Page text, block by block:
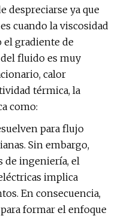
despreciarse ya que
cuando la viscosidad
el gradiente de
fluido es muy
calor
térmica, la
como:
para flujo
Sin embargo,
de ingeniería, el
implica
En consecuencia,
formar el enfoque